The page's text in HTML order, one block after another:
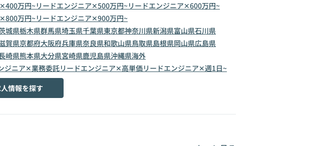
万円~リードエンジニア✕500万円~リードエンジニア✕600万円~
万円~リードエンジニア✕900万円~
城県栃木県群馬県埼玉県千葉県東京都神奈川県新潟県富山県石川県
賀県京都府大阪府兵庫県奈良県和歌山県鳥取県島根県岡山県広島県
崎県熊本県大分県宮崎県鹿児島県沖縄県海外
ジニア✕業務委託リードエンジニア✕高単価リードエンジニア✕週1日~
情報を探す